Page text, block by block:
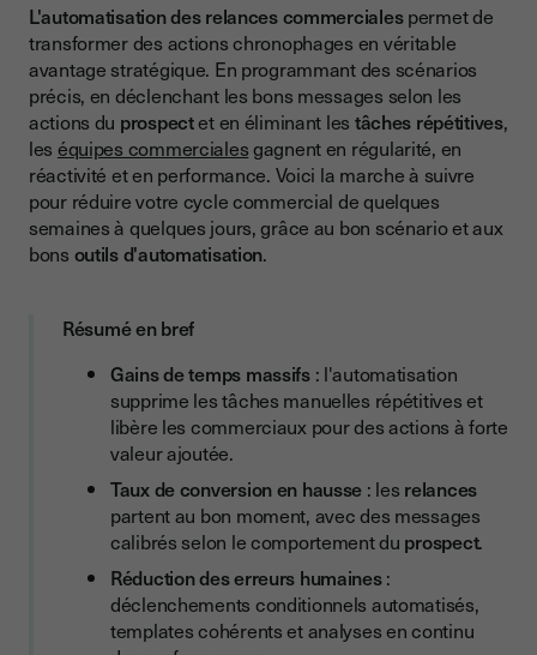
Un taux de conversion en hausse
Réduction des erreurs humaines
Déclenchement conditionnel automatisé
Messages cohérents et homogènes
Analyse en continu des performances
Une relation client plus professionnelle
Définir des scénarios intelligents
Choisir les bons outils
Construire des textes personnalisables et cohérents
Mesurer le ROI avec des indicateurs clés
Exemple concret d’emails de relance efficace
Relance J+2 : courte et orientée valeur
Relance J+5 : approche consultative
L'automatisation des relances commercialespermet de
transformer des actions chronophages en véritable
avantage stratégique. En programmant des scénarios
précis, en déclenchant les bons messages selon les
actions du prospectet en éliminant les tâches répétitives,
les équipes commercialesgagnent en régularité, en
réactivité et en performance. Voici la marche à suivre
pour réduire votre cycle commercial de quelques
semaines à quelques jours, grâce au bon scénario et aux
bons outils d'automatisation.
Résumé en bref
Gains de temps massifs: l'automatisation
supprime les tâches manuelles répétitives et
libère les commerciaux pour des actions à forte
valeur ajoutée.
Taux de conversion en hausse : les relances
partent au bon moment, avec des messages
calibrés selon le comportement du prospect.
Réduction des erreurs humaines:
déclenchements conditionnels automatisés,
templates cohérents et analyses en continu